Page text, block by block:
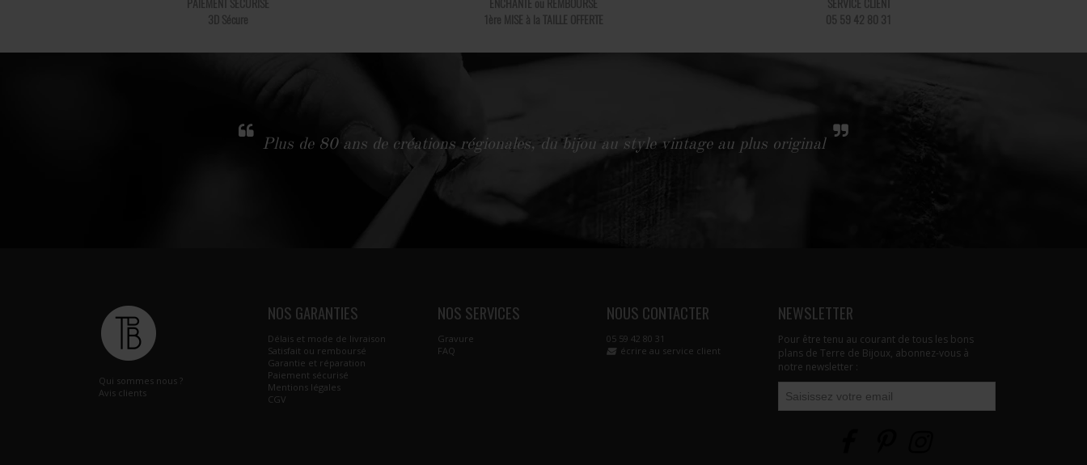
PAIEMENT SÉCURISÉ
3D Sécure
ENCHANTÉ ou REMBOURSÉ
1ère MISE à la TAILLE OFFERTE
SERVICE CLIENT
05 59 42 80 31
Plus de 80 ans de créations régionales, du bijou au style vintage au plus original
Qui sommes nous ?
Avis clients
NOS GARANTIES
Délais et mode de livraison
Satisfait ou remboursé
Garantie et réparation
Paiement sécurisé
Mentions légales
CGV
NOS SERVICES
Gravure
FAQ
NOUS CONTACTER
05 59 42 80 31
écrire au service client
NEWSLETTER
Pour être tenu au courant de tous les bons
plans de Terre de Bijoux, abonnez-vous à
notre newsletter :